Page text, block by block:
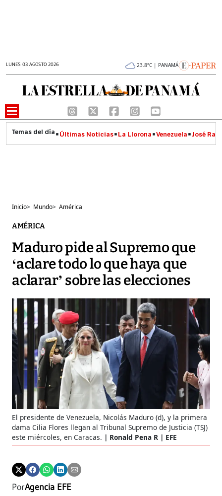
LUNES 03 AGOSTO 2026 23.8°C | PANAMÁ
Últimas Noticias La Llorona Venezuela José
Inicio> Mundo> América
AMÉRICA
Maduro pide al Supremo que
‘aclare todo lo que haya que
aclarar’ sobre las elecciones
El presidente de Venezuela, Nicolás Maduro (d), y la primera
dama Cilia Flores llegan al Tribunal Supremo de Justicia (TSJ)
este miércoles, en Caracas.
Ronald Pena R | EFE
PorAgencia EFE